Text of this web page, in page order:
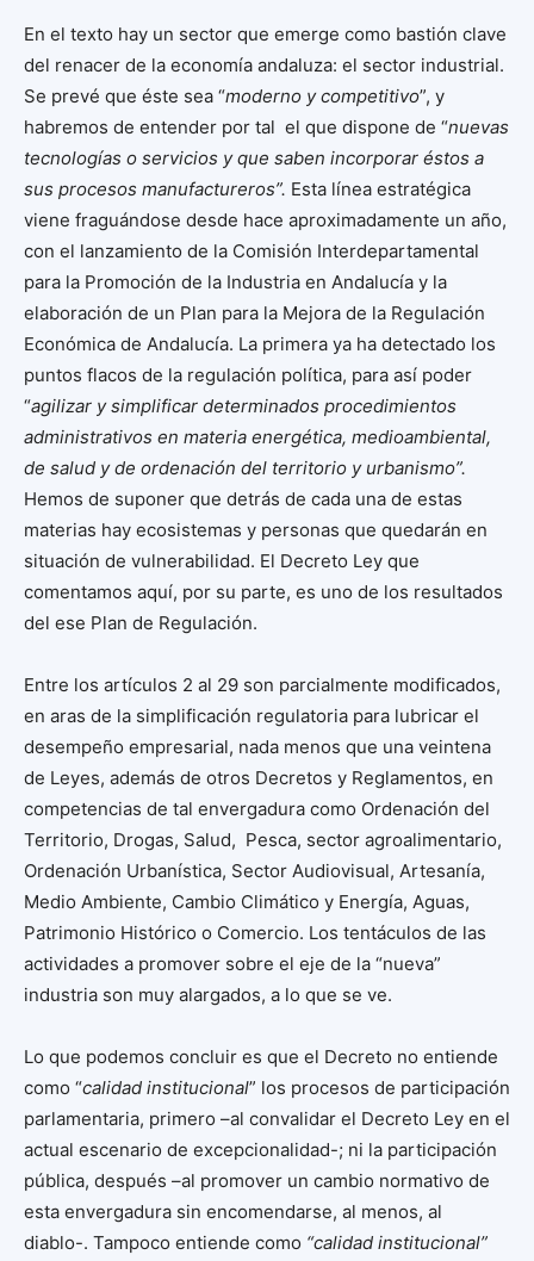
En el texto hay un sector que emerge como bastión clave
del renacer de la economía andaluza: el sector industrial.
Se prevé que éste sea “moderno y competitivo”, y
habremos de entender por tal el que dispone de “nuevas
tecnologías o servicios y que saben incorporar éstos a
sus procesos manufactureros”. Esta línea estratégica
viene fraguándose desde hace aproximadamente un año,
con el lanzamiento de la Comisión Interdepartamental
para la Promoción de la Industria en Andalucía y la
elaboración de un Plan para la Mejora de la Regulación
Económica de Andalucía. La primera ya ha detectado los
puntos flacos de la regulación política, para así poder
“agilizar y simplificar determinados procedimientos
administrativos en materia energética, medioambiental,
de salud y de ordenación del territorio y urbanismo”.
Hemos de suponer que detrás de cada una de estas
materias hay ecosistemas y personas que quedarán en
situación de vulnerabilidad. El Decreto Ley que
comentamos aquí, por su parte, es uno de los resultados
del ese Plan de Regulación.
Entre los artículos 2 al 29 son parcialmente modificados,
en aras de la simplificación regulatoria para lubricar el
desempeño empresarial, nada menos que una veintena
de Leyes, además de otros Decretos y Reglamentos, en
competencias de tal envergadura como Ordenación del
Territorio, Drogas, Salud, Pesca, sector agroalimentario,
Ordenación Urbanística, Sector Audiovisual, Artesanía,
Medio Ambiente, Cambio Climático y Energía, Aguas,
Patrimonio Histórico o Comercio. Los tentáculos de las
actividades a promover sobre el eje de la “nueva”
industria son muy alargados, a lo que se ve.
Lo que podemos concluir es que el Decreto no entiende
como “calidad institucional” los procesos de participación
parlamentaria, primero –al convalidar el Decreto Ley en el
actual escenario de excepcionalidad-; ni la participación
pública, después –al promover un cambio normativo de
esta envergadura sin encomendarse, al menos, al
diablo-. Tampoco entiende como “calidad institucional”